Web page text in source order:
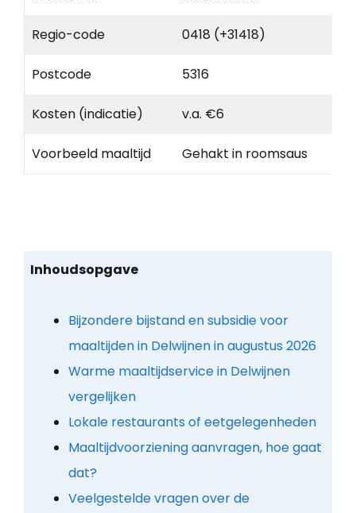
Regio-code 0418 (+31418)
Postcode 5316
Kosten (indicatie) v.a. €6
Voorbeeld maaltijd Gehakt in roomsaus
Inhoudsopgave
Bijzondere bijstand en subsidie voor
maaltijden in Delwijnen in augustus 2026
Warme maaltijdservice in Delwijnen
vergelijken
Lokale restaurants of eetgelegenheden
Maaltijdvoorziening aanvragen, hoe gaat
dat?
Veelgestelde vragen over de